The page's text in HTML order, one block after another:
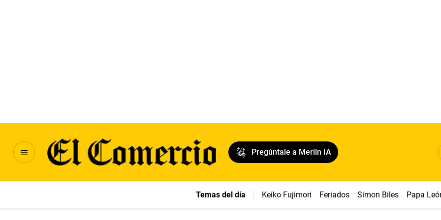
Pregúntale a Merlín IA
Temas del día Keiko Fujimori Feriados Simon Biles Papa